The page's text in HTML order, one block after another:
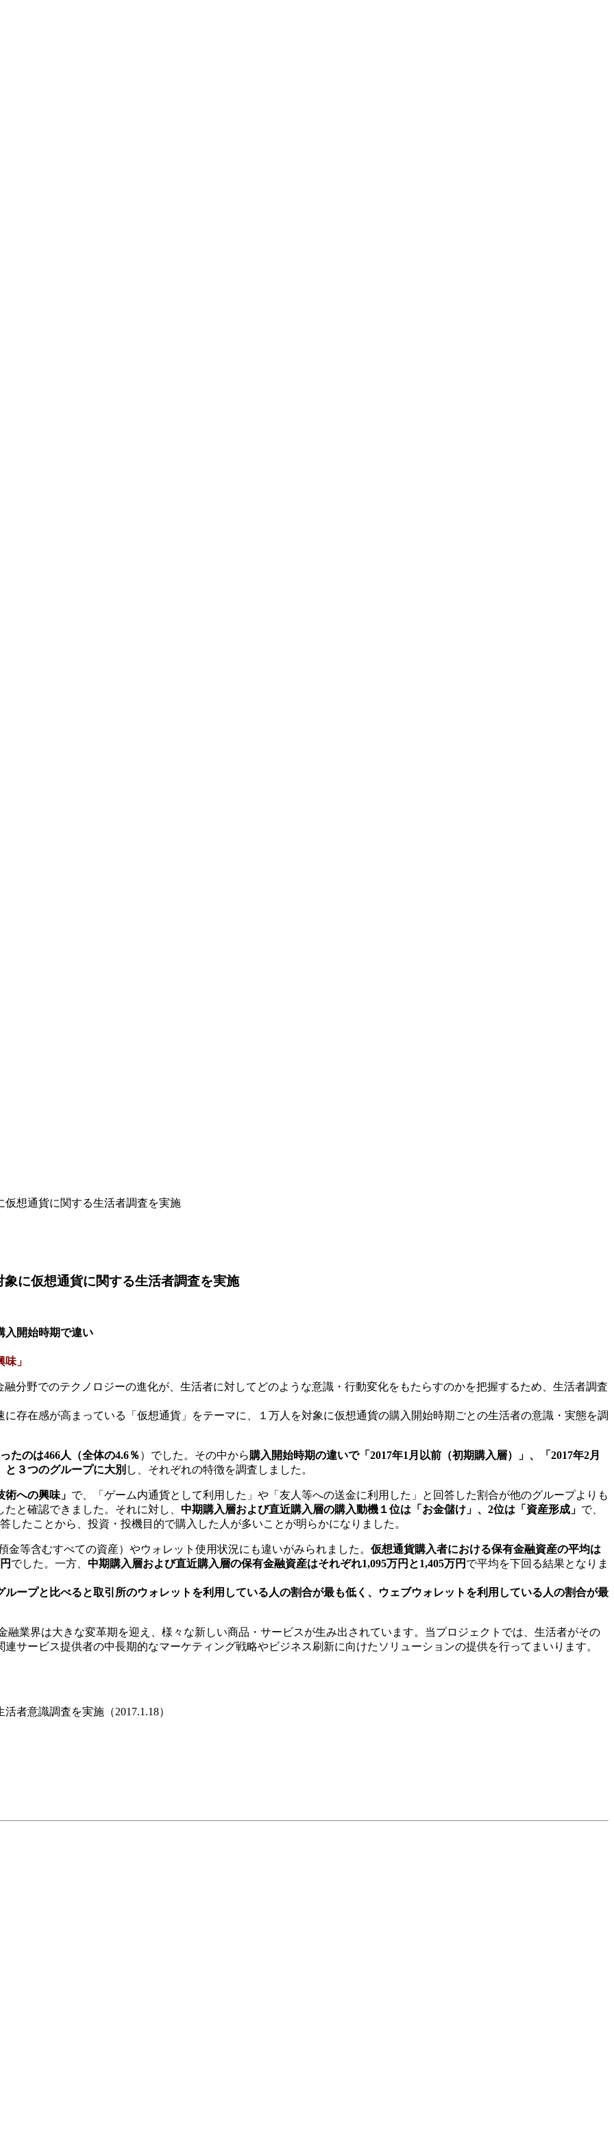
想通貨に関する生活者調査を実施
に仮想通貨に関する生活者調査を実施
入開始時期で違い
」
分野でのテクノロジーの進化が、生活者に対してどのような意識・行動変化をもたらすのかを把握するため、生活者調査
存在感が高まっている「仮想通貨」をテーマに、１万人を対象に仮想通貨の購入開始時期ごとの生活者の意識・実態を調
たのは466人（全体の4.6％ ）でした。その中から購入開始時期の違いで「2017年1月以前（初期購入層）」、「2017年2月
と３つのグループに大別 し、それぞれの特徴を調査しました。
への興味」 で、「ゲーム内通貨として利用した」や「友人等への送金に利用した」と回答した割合が他のグループよりも
と確認できました。それに対し、 中期購入層および直近購入層の購入動機１位は「お金儲け」、2位は「資産形成」 で、
したことから、投資・投機目的で購入した人が多いことが明らかになりました。
等含むすべての資産）やウォレット使用状況にも違いがみられました。 仮想通貨購入者における保有金融資産の平均は
でした。一方、 中期購入層および直近購入層の保有金融資産はそれぞれ1,095万円と1,405万円 で平均を下回る結果となりま
ループと比べると取引所のウォレットを利用している人の割合が最も低く、ウェブウォレットを利用している人の割合が最
融業界は大きな変革期を迎え、様々な新しい商品・サービスが生み出されています。当プロジェクトでは、生活者がその
サービス提供者の中長期的なマーケティング戦略やビジネス刷新に向けたソリューションの提供を行ってまいります。
者意識調査を実施（2017.1.18）